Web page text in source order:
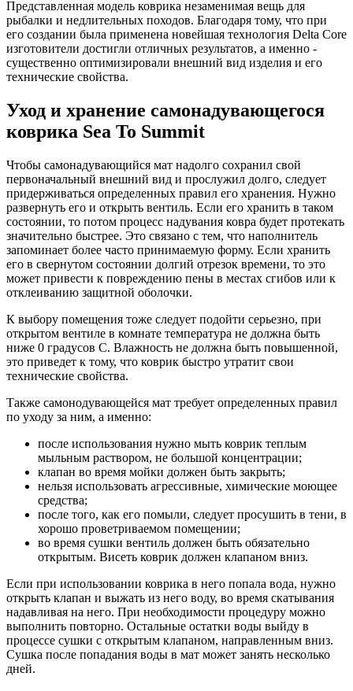
Представленная модель коврика незаменимая вещь для
рыбалки и недлительных походов. Благодаря тому, что при
его создании была применена новейшая технология Delta Core
изготовители достигли отличных результатов, а именно -
существенно оптимизировали внешний вид изделия и его
технические свойства.
Уход и хранение самонадувающегося
коврика Sea To Summit
Чтобы самонадувающийся мат надолго сохранил свой
первоначальный внешний вид и прослужил долго, следует
придерживаться определенных правил его хранения. Нужно
развернуть его и открыть вентиль. Если его хранить в таком
состоянии, то потом процесс надувания ковра будет протекать
значительно быстрее. Это связано с тем, что наполнитель
запоминает более часто принимаемую форму. Если хранить
его в свернутом состоянии долгий отрезок времени, то это
может привести к повреждению пены в местах сгибов или к
отклеиванию защитной оболочки.
К выбору помещения тоже следует подойти серьезно, при
открытом вентиле в комнате температура не должна быть
ниже 0 градусов С. Влажность не должна быть повышенной,
это приведет к тому, что коврик быстро утратит свои
технические свойства.
Также самонодувающейся мат требует определенных правил
по уходу за ним, а именно:
после использования нужно мыть коврик теплым
мыльным раствором, не большой концентрации;
клапан во время мойки должен быть закрыть;
нельзя использовать агрессивные, химические моющее
средства;
после того, как его помыли, следует просушить в тени, в
хорошо проветриваемом помещении;
во время сушки вентиль должен быть обязательно
открытым. Висеть коврик должен клапаном вниз.
Если при использовании коврика в него попала вода, нужно
открыть клапан и выжать из него воду, во время скатывания
надавливая на него. При необходимости процедуру можно
выполнить повторно. Остальные остатки воды выйду в
процессе сушки с открытым клапаном, направленным вниз.
Сушка после попадания воды в мат может занять несколько
дней.